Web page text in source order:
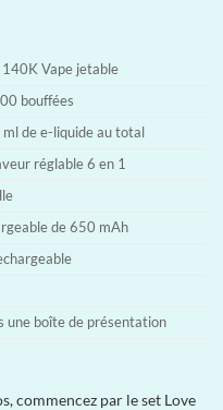
Vape jetable
bouffées
de e-liquide au total
réglable 6 en 1
de 650 mAh
une boîte de présentation
commencez par le set Love